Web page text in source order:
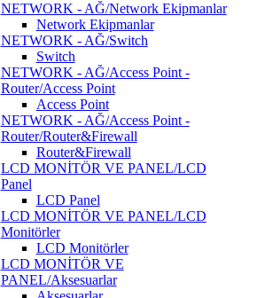
NETWORK - AĞ/Network Ekipmanlar
Network Ekipmanlar
NETWORK - AĞ/Switch
Switch
NETWORK - AĞ/Access Point -
Router/Access Point
Access Point
NETWORK - AĞ/Access Point -
Router/Router&Firewall
Router&Firewall
LCD MONİTÖR VE PANEL/LCD
Panel
LCD Panel
LCD MONİTÖR VE PANEL/LCD
Monitörler
LCD Monitörler
LCD MONİTÖR VE
PANEL/Aksesuarlar